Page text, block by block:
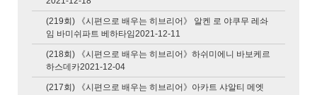
(219회) 《시편으로 배우는 히브리어》 알켄 로 야쿠무 레솨
임 바미쉬파트 베하타임2021-12-11
(218회) 《시편으로 배우는 히브리어》하쉬미에니 바보케르
하스데카2021-12-04
(217회) 《시편으로 배우는 히브리어》아카트 샤알티 메엣